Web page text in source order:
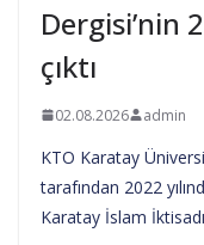
Dergisi’nin
çıktı
02.08.2026 admin
KTO Karatay
tarafından 2022
Karatay İslam